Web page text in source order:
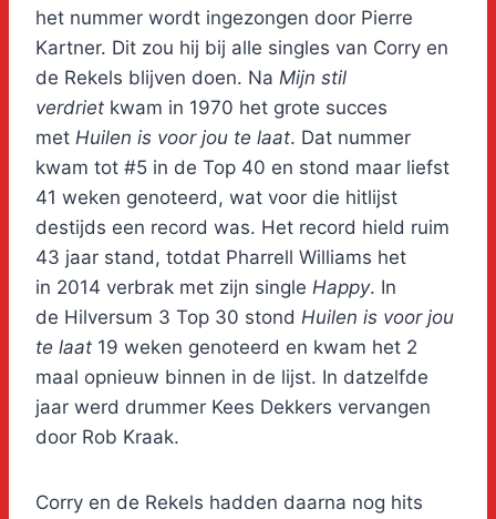
het nummer wordt ingezongen door Pierre
Kartner. Dit zou hij bij alle singles van Corry en
de Rekels blijven doen. Na Mijn stil
verdriet kwam in 1970 het grote succes
met Huilen is voor jou te laat. Dat nummer
kwam tot #5 in de Top 40 en stond maar liefst
41 weken genoteerd, wat voor die hitlijst
destijds een record was. Het record hield ruim
43 jaar stand, totdat Pharrell Williams het
in 2014 verbrak met zijn single Happy. In
de Hilversum 3 Top 30 stond Huilen is voor jou
te laat 19 weken genoteerd en kwam het 2
maal opnieuw binnen in de lijst. In datzelfde
jaar werd drummer Kees Dekkers vervangen
door Rob Kraak.
Corry en de Rekels hadden daarna nog hits